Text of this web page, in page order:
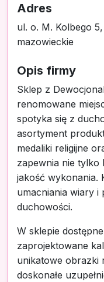
Adres
ul. o. M. Kolbego
mazowieckie
Opis firmy
Sklep z
renomowane
spotyka się z
asortyment
medaliki religijne
zapewnia nie
jakość wykonania.
umacniania wiary i
duchowości.
W sklepie
zaprojektowane
unikatowe obrazki
doskonałe